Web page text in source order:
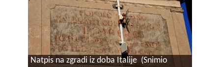
Natpis na zgradi iz doba Italije (Snimio